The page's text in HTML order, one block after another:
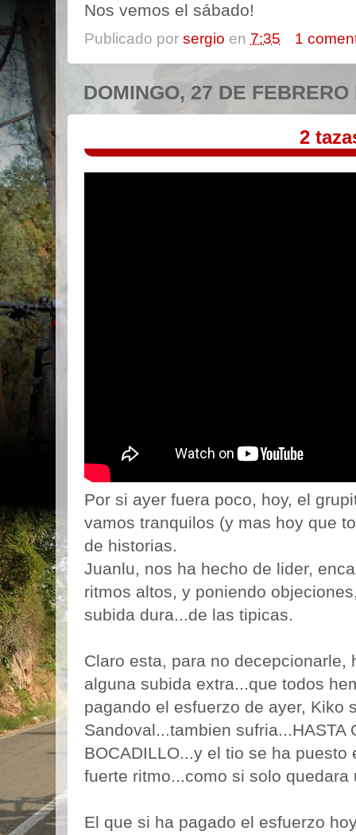
Nos vemos el sábado!
Publicado por sergio en 7:35 1
DOMINGO, 27 DE FEBRERO
2
Por si ayer fuera poco, hoy, el
vamos tranquilos (y mas hoy que
de historias.
Juanlu, nos ha hecho de lider,
ritmos altos, y poniendo
subida dura...de las tipicas.
Claro esta, para no decepcionarle,
alguna subida extra...que todos
pagando el esfuerzo de ayer, Kiko
Sandoval...tambien sufria...HASTA
BOCADILLO...y el tio se ha
fuerte ritmo...como si solo quedara
El que si ha pagado el esfuerzo